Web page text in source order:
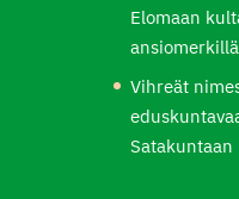
Elomaan
ansiomerkillä
Vihreät
Satakuntaan